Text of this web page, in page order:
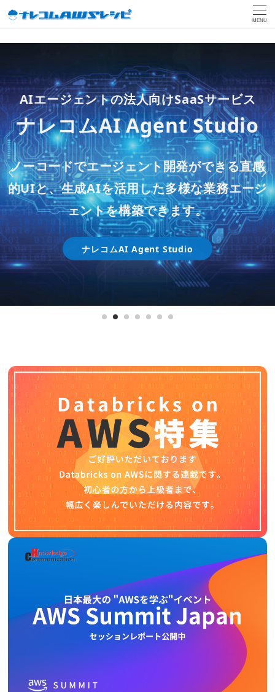
MENU
AIエージェントの法人向けSaaSサービス
ナレコムAI Agent Studio
ノーコードでエージェント開発ができる直感
的UIと、生成AIを活用した多様な業務エージ
ェントを構築できます。
ナレコムAI Agent Studio
ー 生成AIチャットボットの法人向けSaaSソ
リューション ー
ナレコムAI Chatbot
スモールスタートが可能な料金プランを採用
しており、生成AIを試したい部門での導入か
ら本格的な全社展開まで、幅広くご利用いた
だけます。
詳細を見る
生成AI新サービス
Amazon Bedrockを活用し
た
DX支援サービス
Amazon Bedrockとは
ー 伴走型サービスでお客様の内製化をご支援
しますー
データ分析内製化支援 on
Databricks
詳細を見る
「Databricks on AWS」とAWSの各種サービ
スを使用し、
お客様のAWS 環境に蓄積されたデータの活
用支援を行います
「内製化支援推進AWS パー
トナー」に認定
詳しく見る
ー生成AIや自動化システムを利用し、
効率的かつ高品質なクラウド利用をサポート
しますー
クラウド監視・保守サービ
ス
powered by ナレコムAI
詳細を見る
ー 大企業も採用する ー
クラウドAIのプロジェクト
どう進めるの？
詳しい情報を見る